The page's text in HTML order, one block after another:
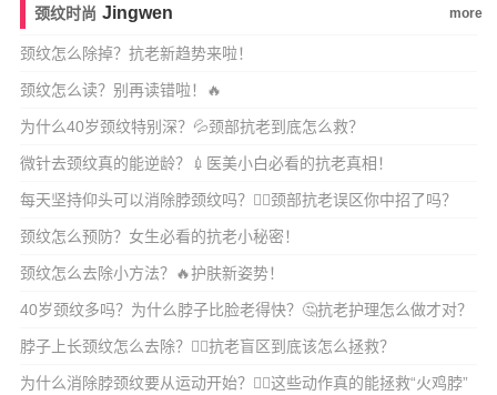
颈纹时尚 Jingwen more
颈纹怎么除掉？抗老新趋势来啦！
颈纹怎么读？别再读错啦！🔥
为什么40岁颈纹特别深？💦颈部抗老到底怎么救？
微针去颈纹真的能逆龄？💉医美小白必看的抗老真相！
每天坚持仰头可以消除脖颈纹吗？💆‍♀️颈部抗老误区你中招了吗？
颈纹怎么预防？女生必看的抗老小秘密！
颈纹怎么去除小方法？🔥护肤新姿势！
40岁颈纹多吗？为什么脖子比脸老得快？🤔抗老护理怎么做才对？
脖子上长颈纹怎么去除？💆‍♀️抗老盲区到底该怎么拯救？
为什么消除脖颈纹要从运动开始？💆‍♀️这些动作真的能拯救“火鸡脖”